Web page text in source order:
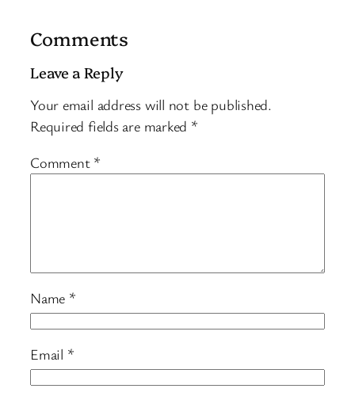
Comments
Leave a Reply
Your email address will not be published.
Required fields are marked *
Comment *
Name *
Email *